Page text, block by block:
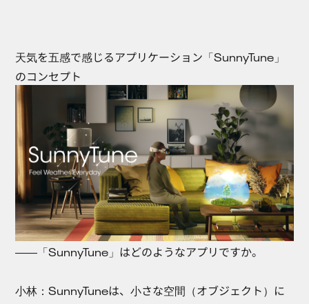
天気を五感で感じるアプリケーション「SunnyTune」
のコンセプト
――「SunnyTune」はどのようなアプリですか。
小林：SunnyTuneは、小さな空間（オブジェクト）に